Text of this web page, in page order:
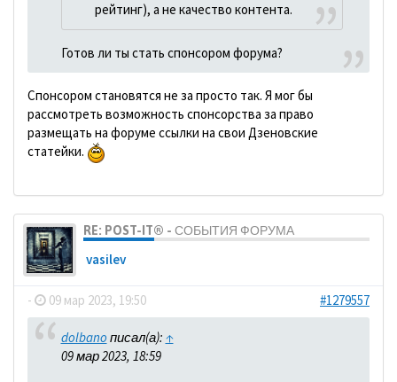
рейтинг), а не качество контента.
Готов ли ты стать спонсором форума?
Спонсором становятся не за просто так. Я мог бы
рассмотреть возможность спонсорства за право
размещать на форуме ссылки на свои Дзеновские
статейки.
RE: POST-IT® - СОБЫТИЯ ФОРУМА
vasilev
- 09 мар 2023, 19:50 #1279557
dolbano писал(а): ↑
09 мар 2023, 18:59